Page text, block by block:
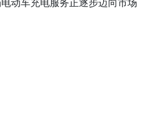
动车充电服务正逐步迈向市场